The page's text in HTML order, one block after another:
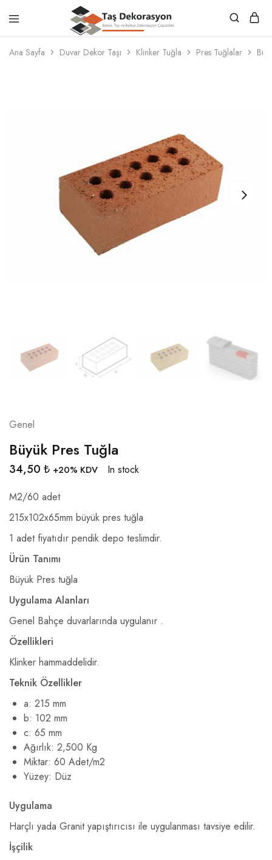
Taş
Dekorasyon
Beton,
Taş
Ana Sayfa Duvar Dekor Taşı Klinker Tuğla Pres Tuğlalar
Genel
Büyük Pres Tuğla
34,50 ₺ +20% KDV
In stock
M2/60 adet
215x102x65mm büyük pres tuğla
1 adet fiyatıdır pendik depo teslimdir.
Ürün Tanımı
Büyük Pres tuğla
Uygulama Alanları
Genel Bahçe duvarlarında uygulanır .
Özellikleri
Klinker hammaddelidir.
Teknik Özellikler
a: 215 mm
b: 102 mm
c: 65 mm
Ağırlık: 2,500 Kg
Miktar: 60 Adet/m2
Yüzey: Düz
Uygulama
Harçlı yada Granit yapıştırıcısı ile uygulanması tavsiye edilir.
İşçilik